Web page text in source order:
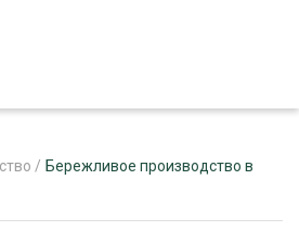
/ Бережливое производство в